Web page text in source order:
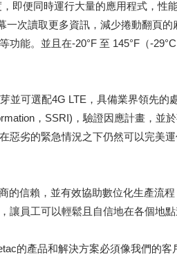
即便同時運行大量的應用程式，性
次讀取更多資訊，減少捲動翻頁
能。並且在-20°F 至 145°F（-
並可選配4G LTE，具備業界領先
，SSRI)，驗證因應計畫，
惡劣的緊急情況之下仍然可以完美運
的信賴，並有效協助數位化生產流
讓員工可以輕鬆且自信地在各個地
的產品和解決方案必須像我們的